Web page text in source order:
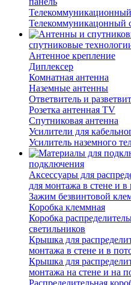
Телекоммуникацонный
спутниковые
Антенное крепление
Диплексер
Комнатная антенна
Наземные антенны
Ответвитель и
Розетка антенная TV
Спутниковая антенна
Усилители для
Усилитель наземного
подключения
Аксессуары для
для монтажа в стене и в
Зажим безвинтовой
Коробка клеммная
Коробка
светильников
Крышка для
монтажа в стене и в
Крышка для
монтажа на стене и на
Распределительная